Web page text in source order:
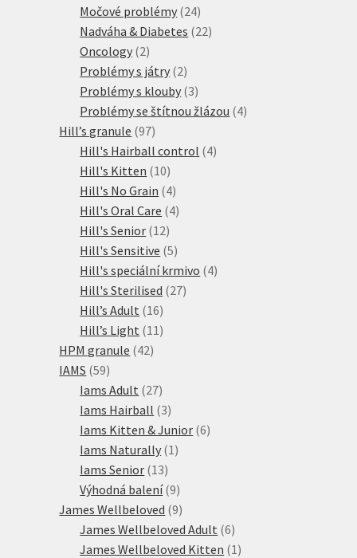
produktů
Močové problémy 2424
produktů
Nadváha & Diabetes 2222
Oncology 22
produkty
Problémy s játry 22
produkty
Problémy s klouby 33
produkty
Problémy se štítnou žlázou 44
Hill’s granule 9797
produktů
Hill's Hairball control 44
Hill's Kitten 1010
produktů
Hill's No Grain 44
produkty
Hill's Oral Care 44
Hill's Senior 1212
produktů
Hill's Sensitive 55
produktů
Hill's speciální krmivo 44
Hill's Sterilised 2727
Hill’s Adult 1616
produktů
Hill’s Light 11 11
HPM granule 4242
IAMS 5959
produktů
Iams Adult 2727
produktů
Iams Hairball 33
produkty
Iams Kitten & Junior 66
Iams Naturally 1 1
Iams Senior 1313
produktů
Výhodná balení 99
produktů
James Wellbeloved 99
produktů
James Wellbeloved Adult 66
produktů
James Wellbeloved Kitten 1 1